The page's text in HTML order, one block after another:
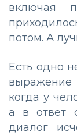
включая
потом. А
Есть одно
выражение
когда у
а в ответ
диалог